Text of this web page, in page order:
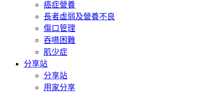
癌症營養
長者虛弱及營養不良
傷口管理
吞嚥困難
肌少症
分享站
分享站
用家分享